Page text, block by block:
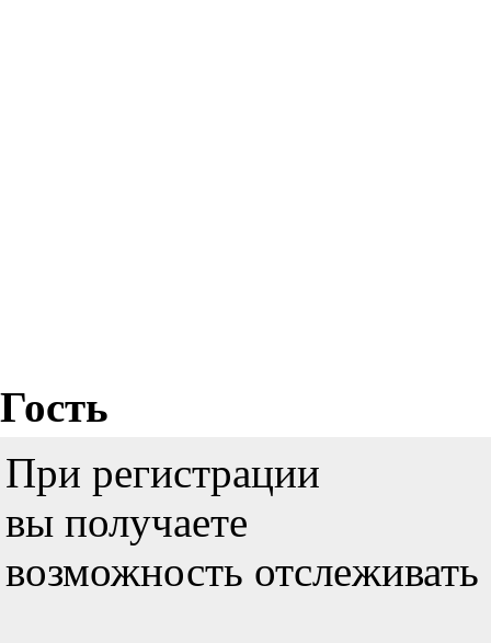
Гость
При регистрации
вы получаете
возможность